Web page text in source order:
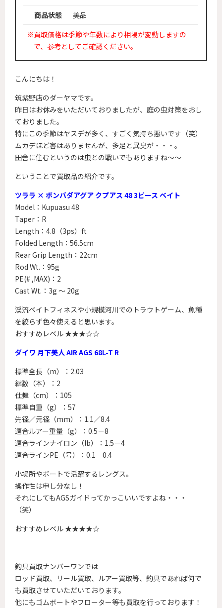
商品状態
美品
※買取価格は季節や年数により相場が変動しますの
で、参考としてご確認ください。
こんにちは！
筑紫野店のダーヤマです。
昨日はお休みをいただいておりましたが、庭の虫対策をおし
ておりました。
特にこの季節はヤスデが多く、すごく気持ち悪いです（笑）
ムカデほど害はありませんが、多足と異臭が・・・。
田舎に住むというのは虫との戦いでもありますね～～
ということで買取品の紹介です。
ツララ × ボンバダアグア クプアス 48 3ピース ベイト
Model：Kupuasu 48
Taper：R
Length：4.8（3ps）ft
Folded Length：56.5cm
Rear Grip Length：22cm
Rod Wt.：95g
PE(# ,MAX)：2
Cast Wt.：3g ～ 20g
渓流ベイトフィネスや小規模河川でのトラウトゲーム、魚種
を絞らず色々使えると思います。
おすすめレベル ★★★☆☆
ダイワ 月下美人 AIR AGS 68L-T R
標準全長（m）：2.03
継数（本）：2
仕舞（cm）：105
標準自重（g）：57
先径／元径（mm）：1.1／8.4
適合ルアー重量（g）：0.5－8
適合ラインナイロン（lb）：1.5－4
適合ラインPE（号）：0.1－0.4
小場所やボートで活躍するレングス。
操作性は申し分なし！
それにしてもAGSガイドってかっこいいですよね・・・
（笑）
おすすめレベル ★★★★☆
釣具買取ナンバーワンでは
ロッド買取、リール買取、ルアー買取等、釣具であれば何で
も買取させていただいております。
他にもゴムボートやフローター等も買取を行っております！